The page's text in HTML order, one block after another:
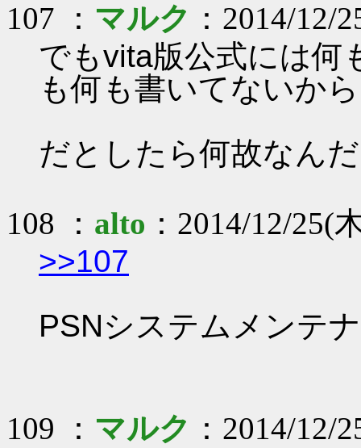
107 ： マルク ：2014/12/
でもvita版公式には何
も何も書いてないか
だとしたら何故なん
108 ： alto ：2014/12/25(
>>107
PSNシステムメンテ
109 ： マルク ：2014/12/